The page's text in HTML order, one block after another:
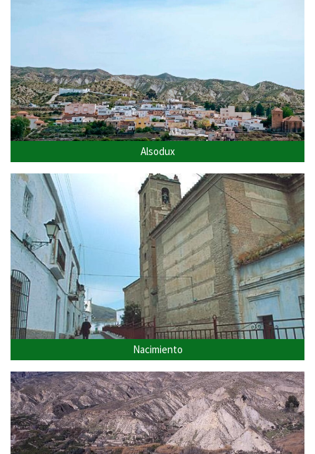
Alsodux
Nacimiento